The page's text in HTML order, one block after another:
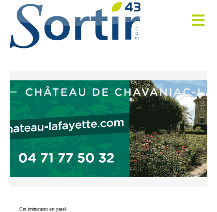
Cet évènement est passé